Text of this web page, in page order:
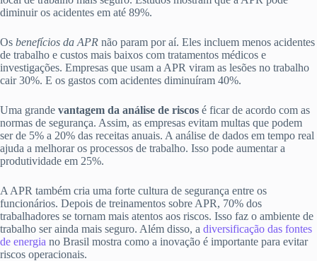
diminuir os acidentes em até 89%.
Os benefícios da APR não param por aí. Eles incluem menos acidentes
de trabalho e custos mais baixos com tratamentos médicos e
investigações. Empresas que usam a APR viram as lesões no trabalho
cair 30%. E os gastos com acidentes diminuíram 40%.
Uma grande vantagem da análise de riscos é ficar de acordo com as
normas de segurança. Assim, as empresas evitam multas que podem
ser de 5% a 20% das receitas anuais. A análise de dados em tempo real
ajuda a melhorar os processos de trabalho. Isso pode aumentar a
produtividade em 25%.
A APR também cria uma forte cultura de segurança entre os
funcionários. Depois de treinamentos sobre APR, 70% dos
trabalhadores se tornam mais atentos aos riscos. Isso faz o ambiente de
trabalho ser ainda mais seguro. Além disso, a diversificação das fontes
de energia no Brasil mostra como a inovação é importante para evitar
riscos operacionais.